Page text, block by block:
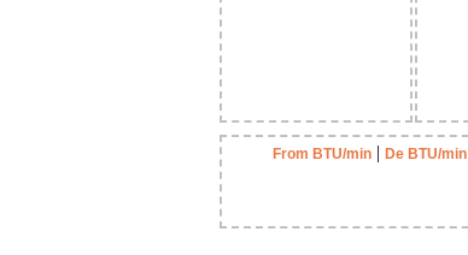
From BTU/min De BTU/min